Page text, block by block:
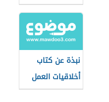
للأطفال
نبذة عن كتاب
أخلاقيات العمل
والمسؤولية